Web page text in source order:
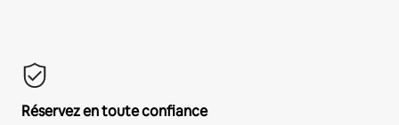
Réservez en toute confiance